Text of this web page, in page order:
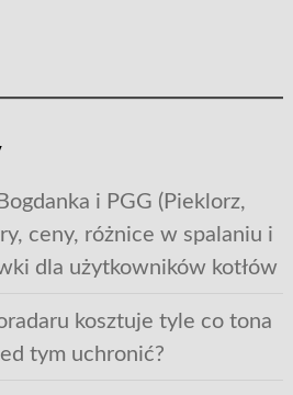
i PGG (Pieklorz,
ceny, różnice w spalaniu i
dla użytkowników kotłów
kosztuje tyle co tona
tym uchronić?